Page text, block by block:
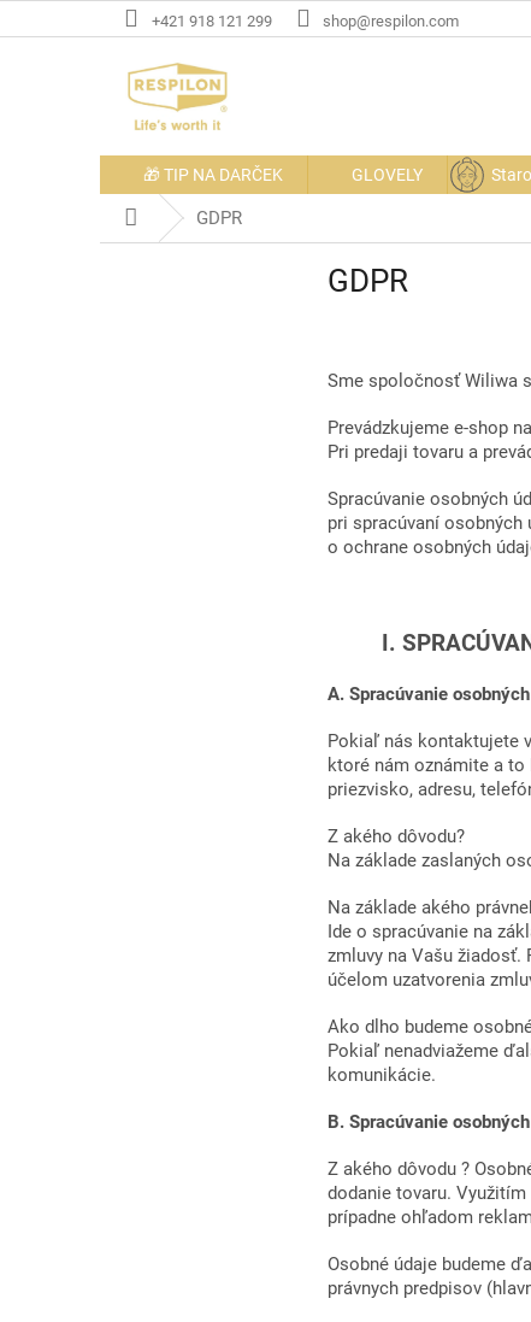
na
+421 918 121 299 shop@respilon.com
🎁 TIP NA DARČEK GLOVELY
DomovGDPR
GDPR
Sme spoločnosť Wiliwa
Prevádzkujeme e-shop
Pri predaji tovaru a
Spracúvanie osobných
pri spracúvaní
o ochrane osobných
I.
A. Spracúvanie
Pokiaľ nás kontaktujete
ktoré nám oznámite a
priezvisko, adresu,
Z akého dôvodu?
Na základe zaslaných
Na základe akého
Ide o spracúvanie na
zmluvy na Vašu
účelom uzatvorenia
Ako dlho budeme
Pokiaľ nenadviažeme
komunikácie.
B. Spracúvanie
Z akého dôvodu ?
dodanie tovaru.
prípadne ohľadom
Osobné údaje budeme
právnych predpisov